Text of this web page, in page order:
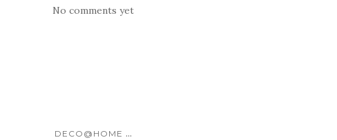
No comments yet
DECO@HOME ...